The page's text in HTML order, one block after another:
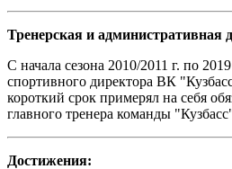
Тренерская и административная
С начала сезона 2010/2011 г. по
спортивного директора ВК
короткий срок примерял на себя
главного тренера команды
Достижения: